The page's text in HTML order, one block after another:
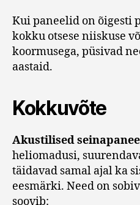
Kui paneelid on õigesti
kokku otsese niiskuse
koormusega, püsivad
aastaid.
Kokkuvõte
Akustilised
heliomadusi,
täidavad samal ajal ka
eesmärki. Need on
soovib: